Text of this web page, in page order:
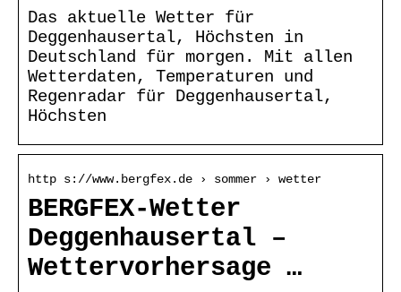
Das aktuelle Wetter für
Deggenhausertal, Höchsten in
Deutschland für morgen. Mit allen
Wetterdaten, Temperaturen und
Regenradar für Deggenhausertal,
Höchsten
http s://www.bergfex.de › sommer › wetter
BERGFEX-Wetter
Deggenhausertal –
Wettervorhersage …